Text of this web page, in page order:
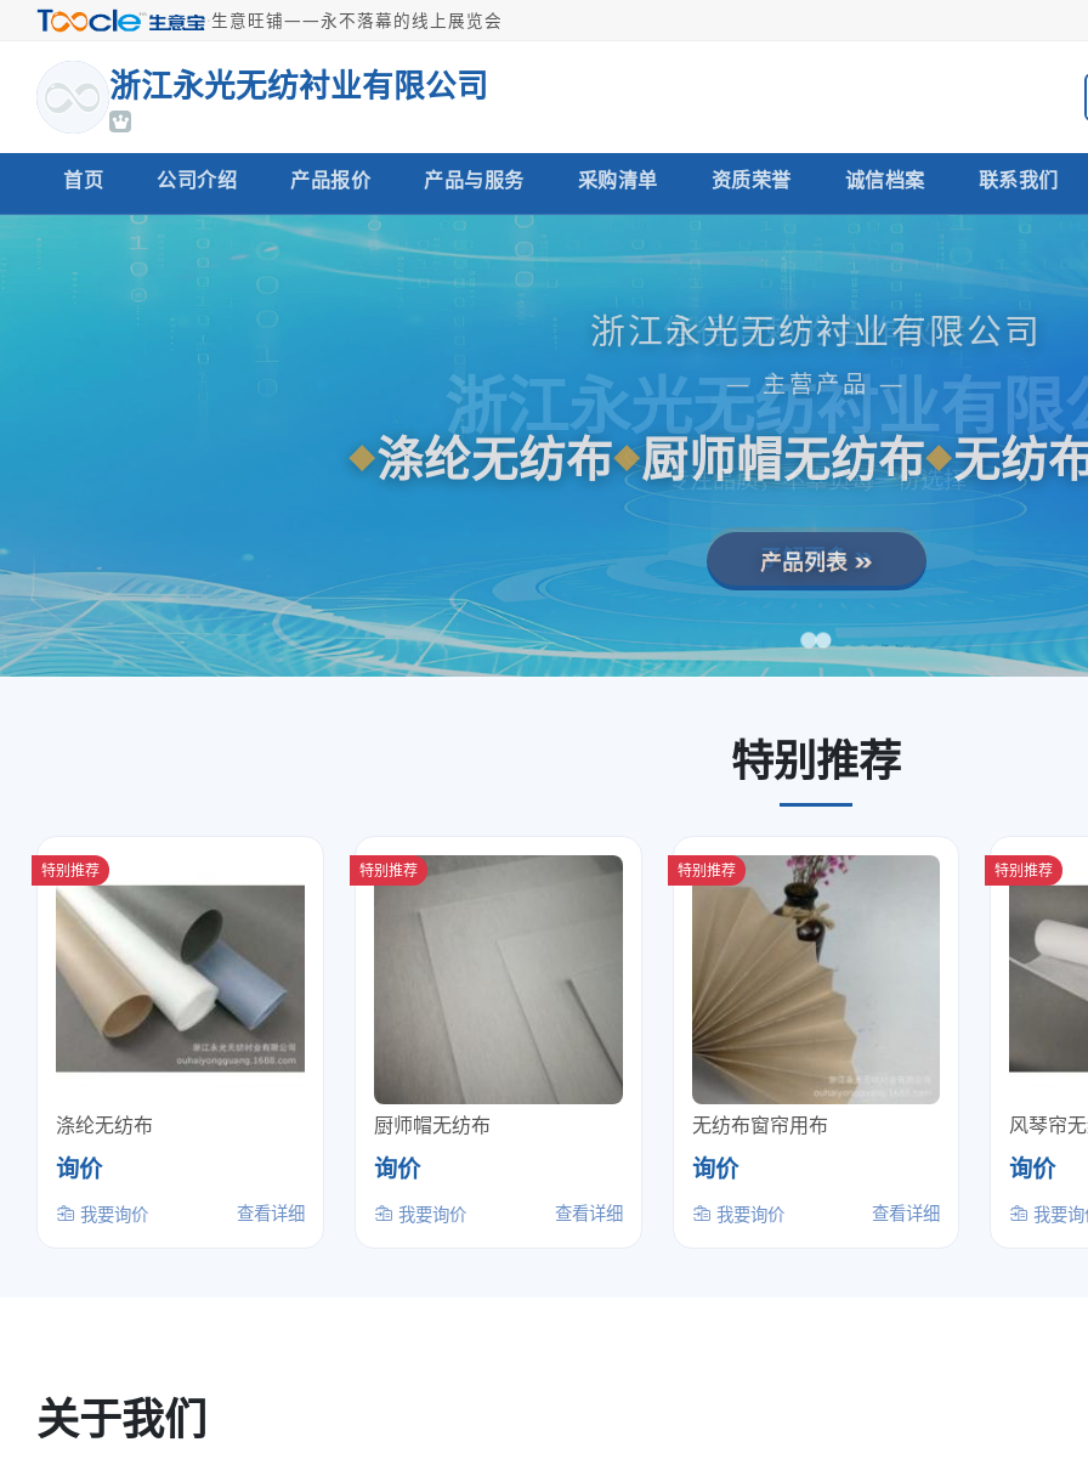
·生意旺铺——永不落幕的线上展览会
浙江永光无纺衬业有限公司
首页 公司介绍 产品报价 产品与服务 采购清单 资质荣誉 诚信档案 联系我们
值得信赖的合作伙伴
浙江永光无纺衬业有限
专注品质，不辜负每一份选择
了解更多
涤纶无纺布 厨师帽无纺布 无纺
特别推荐
特别推荐
涤纶无纺布
询价
我要询价 查看详细
特别推荐
厨师帽无纺布
询价
我要询价 查看详细
特别推荐
无纺布窗帘用布
询价
我要询价 查看详细
特别推荐
风琴帘
询价
我要
关于我们